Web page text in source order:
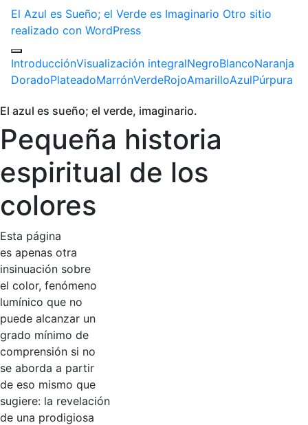
El Azul es Sueño; el Verde es Imaginario Otro sitio
realizado con WordPress
IntroducciónVisualización integralNegroBlancoNaranja
DoradoPlateadoMarrónVerdeRojoAmarilloAzulPúrpura
El azul es sueño; el verde, imaginario.
Pequeña historia
espiritual de los
colores
Esta página
es apenas otra
insinuación sobre
el color, fenómeno
lumínico que no
puede alcanzar un
grado mínimo de
comprensión si no
se aborda a partir
de eso mismo que
sugiere: la revelación
de una prodigiosa